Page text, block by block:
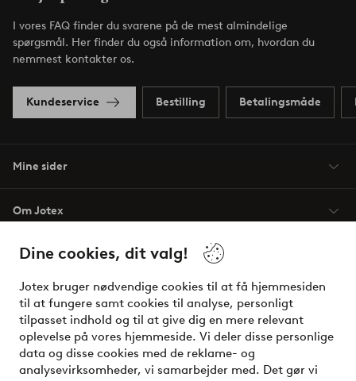
Dine cookies, dit valg!
Jotex bruger nødvendige cookies til at få hjemmesiden
til at fungere samt cookies til analyse, personligt
tilpasset indhold og til at give dig en mere relevant
oplevelse på vores hjemmeside. Vi deler disse personlige
data og disse cookies med de reklame- og
analysevirksomheder, vi samarbejder med. Det gør vi
I vores FAQ finder du svarene på de mest almindelige
spørgsmål. Her finder du også information om, hvordan du
nemmest kontakter os.
Kundeservice Bestilling Betalingsmåde
Mine sider
Om Jotex
Vilkår
Venner
Sikre betalinger - betal nu eller del op